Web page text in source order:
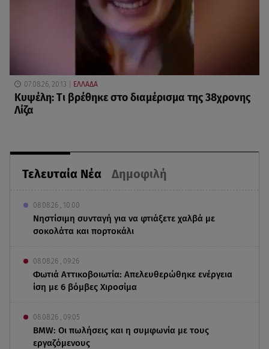
Τελευταία Νέα Δημοφιλή
08.08.26 , 10:00
Νηστίσιμη συνταγή για να φτιάξετε χαλβά με
σοκολάτα και πορτοκάλι
08.08.26 , 09:26
Φωτιά Αττικοβοιωτία: Απελευθερώθηκε ενέργεια
ίση με 6 βόμβες Χιροσίμα
08.08.26 , 09:05
BMW: Οι πωλήσεις και η συμφωνία με τους
εργαζόμενους
07.08.26, 20:13 ΕΛΛΑΔΑ
Κυψέλη: Tι βρέθηκε στο διαμέρισμα της 38χρονης
Λίζα